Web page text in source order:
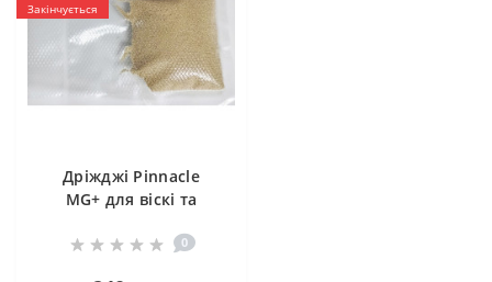
Закінчується
Дріжджі Pinnacle
MG+ для віскі та
0